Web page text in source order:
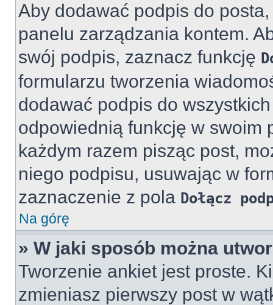
Aby dodawać podpis do
panelu zarządzania kontem.
swój podpis, zaznacz funkcję
formularzu tworzenia
dodawać podpis do
odpowiednią funkcję w swoim
każdym razem pisząc post,
niego podpisu, usuwając w
zaznaczenie z pola Dołącz
Na górę
» W jaki sposób można
Tworzenie ankiet jest proste.
zmieniasz pierwszy post w